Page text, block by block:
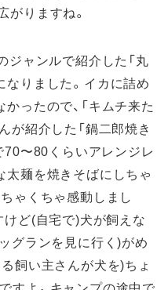
がりますね。
ジャンルで紹介した「丸
なりました。イカに詰め
ったので、「キムチ来た
が紹介した「鍋二郎焼き
70〜80くらいアレンジレ
太麺を焼きそばにしちゃ
ゃくちゃ感動しまし
けど(自宅で)犬が飼えな
グランを見に行く)がめ
飼い主さんが犬を)ちょ